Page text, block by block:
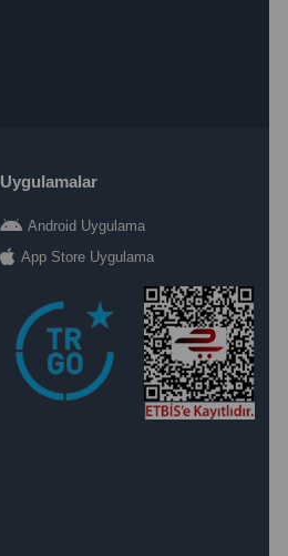
Uygulamalar
Android Uygulama
App Store Uygulama